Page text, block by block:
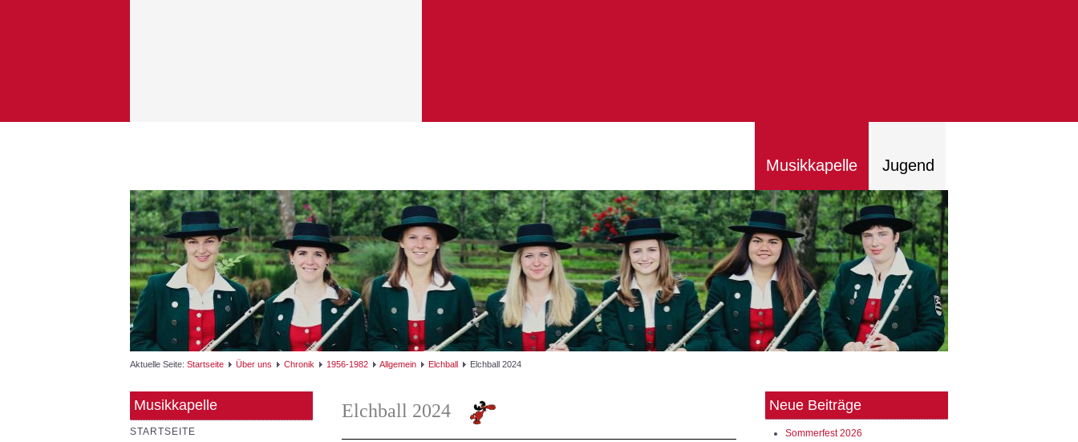
Musikkapelle Jugend
Aktuelle Seite: Startseite Über uns Chronik 1956-1982 Allgemein Elchball Elchball 2024
Musikkapelle
STARTSEITE
Elchball 2024 Neue Beiträge
Sommerfest 2026